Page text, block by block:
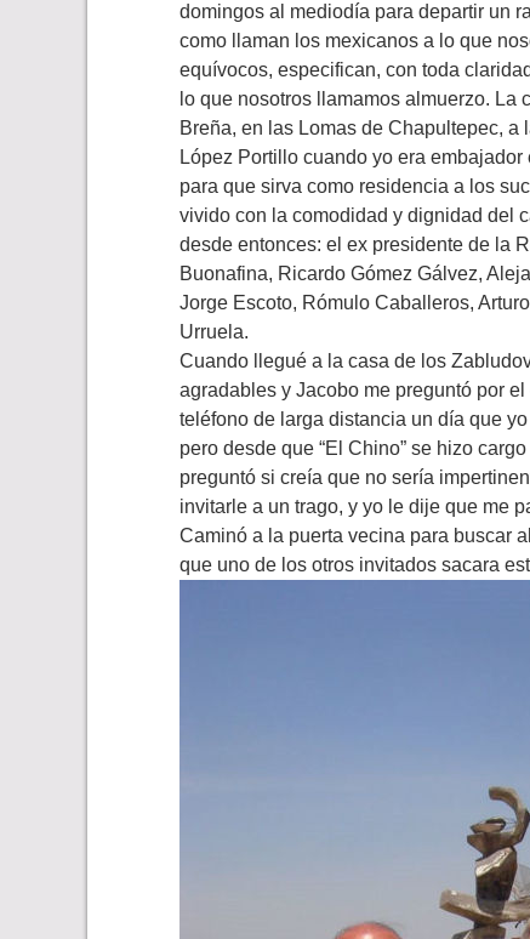
domingos al mediodía para departir un
como llaman los mexicanos a lo que
equívocos, especifican, con toda
lo que nosotros llamamos almuerzo.
Breña, en las Lomas de Chapultepec,
López Portillo cuando yo era
para que sirva como residencia a los
vivido con la comodidad y dignidad del
desde entonces: el ex presidente de la
Buonafina, Ricardo Gómez Gálvez,
Jorge Escoto, Rómulo Caballeros,
Urruela.
Cuando llegué a la casa de los
agradables y Jacobo me preguntó por
teléfono de larga distancia un día que
pero desde que “El Chino” se hizo
preguntó si creía que no sería
invitarle a un trago, y yo le dije que me
Caminó a la puerta vecina para buscar
que uno de los otros invitados sacara